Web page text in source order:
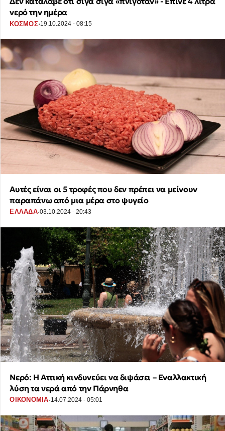
νερό την ημέρα
ΚΟΣΜΟΣ·19.10.2024 - 08:15
Αυτές είναι οι 5 τροφές που δεν πρέπει να μείνουν
παραπάνω από μια μέρα στο ψυγείο
ΕΛΛΑΔΑ·03.10.2024 - 20:43
Νερό: Η Αττική κινδυνεύει να διψάσει – Εναλλακτική
λύση τα νερά από την Πάρνηθα
ΟΙΚΟΝΟΜΙΑ·14.07.2024 - 05:01